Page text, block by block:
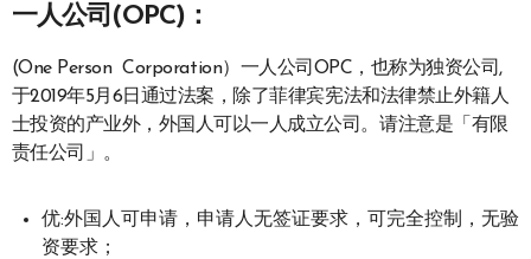
一人公司(OPC)：
(One Person Corporation）一人公司OPC，也称为独资公司,
于2019年5月6日通过法案，除了菲律宾宪法和法律禁止外籍人
士投资的产业外，外国人可以一人成立公司。请注意是「有限
责任公司」。
优:外国人可申请，申请人无签证要求，可完全控制，无验
资要求；